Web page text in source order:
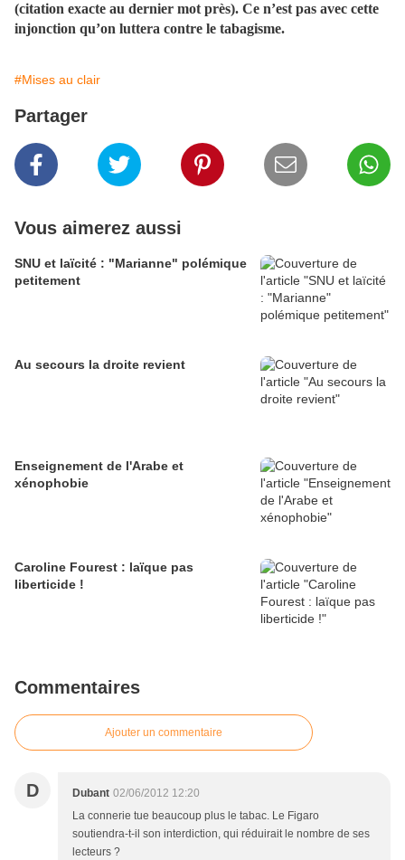
(citation exacte au dernier mot près). Ce n’est pas avec cette
injonction qu’on luttera contre le tabagisme.
#Mises au clair
Partager
Vous aimerez aussi
SNU et laïcité : "Marianne" polémique
petitement
Au secours la droite revient
Enseignement de l'Arabe et
xénophobie
Caroline Fourest : laïque pas
liberticide !
Commentaires
Ajouter un commentaire
D Dubant 02/06/2012 12:20
La connerie tue beaucoup plus le tabac. Le Figaro
soutiendra-t-il son interdiction, qui réduirait le nombre de ses
lecteurs ?